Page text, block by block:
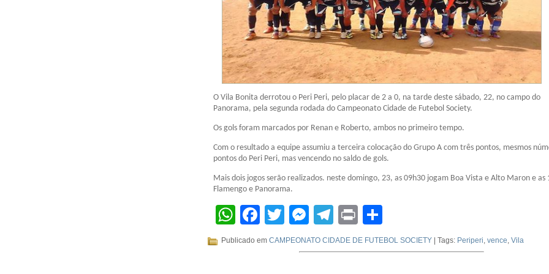
O Vila Bonita derrotou o Peri Peri, pelo placar de 2 a 0, na tarde deste sábado, 22, no campo do
Panorama, pela segunda rodada do Campeonato Cidade de Futebol Society.
Os gols foram marcados por Renan e Roberto, ambos no primeiro tempo.
Com o resultado a equipe assumiu a terceira colocação do Grupo A com três pontos, mesmos
pontos do Peri Peri, mas vencendo no saldo de gols.
Mais dois jogos serão realizados. neste domingo, 23, as 09h30 jogam Boa Vista e Alto Maron e as
Flamengo e Panorama.
WhatsApp
Facebook
Twitter
Messenger
Telegram
Print
Publicado em CAMPEONATO CIDADE DE FUTEBOL SOCIETY | Tags: Periperi vence Vila